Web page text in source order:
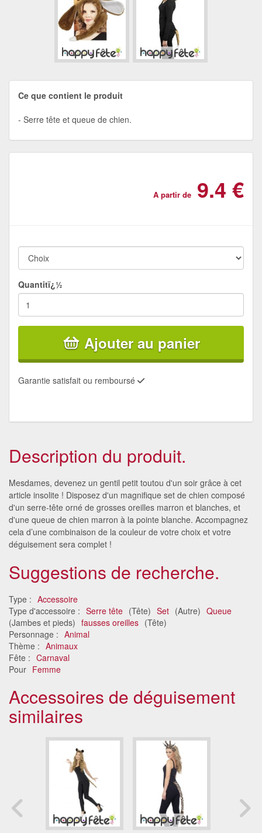
Ce que contient le produit
Serre tête et queue de chien.
A partir de 9.4 €
Quantitï¿½
Ajouter au panier
Garantie satisfait ou remboursé
Description du produit.
Mesdames, devenez un gentil petit toutou d'un soir grâce à cet
article insolite ! Disposez d'un magnifique set de chien composé
d'un serre-tête orné de grosses oreilles marron et blanches, et
d'une queue de chien marron à la pointe blanche. Accompagnez
cela d’une combinaison de la couleur de votre choix et votre
déguisement sera complet !
Suggestions de recherche.
Type : Accessoire
Type d'accessoire : Serre tête (Tête) Set (Autre) Queue
(Jambes et pieds) fausses oreilles (Tête)
Personnage : Animal
Thème : Animaux
Fête : Carnaval
Pour Femme
Accessoires de déguisement
similaires